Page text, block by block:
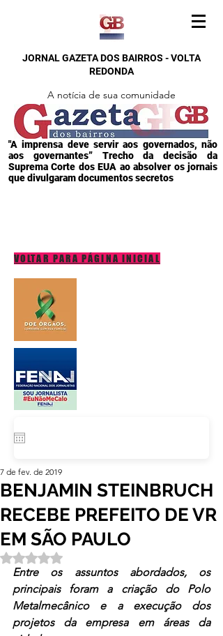
JORNAL GAZETA DOS BAIRROS - VOLTA
REDONDA
A notícia de sua comunidade
"A imprensa deve servir aos governados, não
aos governantes” Trecho da decisão da
Suprema Corte dos EUA ao absolver os jornais
que divulgaram documentos secretos
VOLTAR PARA PÁGINA INICIAL
BENJAMIN STEINBRUCH
RECEBE PREFEITO DE VR
EM SÃO PAULO
7 de fev. de 2019
Avaliado com NaN de 5 estrelas.
Entre os assuntos abordados, os
principais foram a criação do Polo
Metalmecânico e a execução dos
projetos da empresa em áreas da